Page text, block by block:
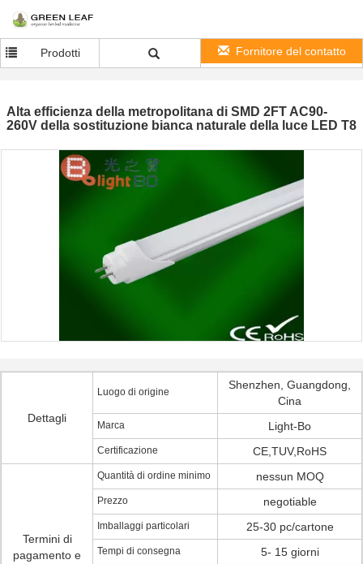
Prodotti Fornitore del contatto
Alta efficienza della metropolitana di SMD 2FT AC90-
260V della sostituzione bianca naturale della luce LED T8
Dettagli
Luogo di origine
Shenzhen, Guangdong,
Cina
Marca Light-Bo
Certificazione CE,TUV,RoHS
Termini di
pagamento e
Quantità di ordine minimo nessun MOQ
Prezzo negotiable
Imballaggi particolari 25-30 pc/cartone
Tempi di consegna 5- 15 giorni